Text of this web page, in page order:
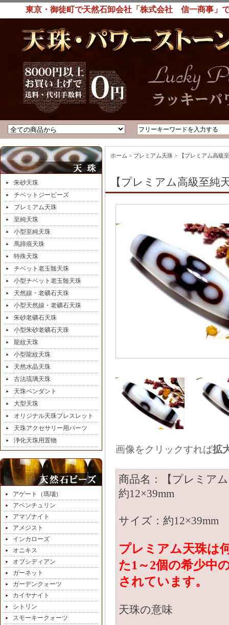
東京・御徒町で天然石卸会社「株式会社 信一商事」
朱砂天珠
チベットジービーズ
プレミアム天珠
至純天珠
小型至純天珠
馬蹄痕天珠
特殊天珠
チベット老玉髄天珠
小型チベット老玉髄天珠
天然線・老礦石天珠
小型天然線・老礦石天珠
朱砂老礦石天珠
小型朱砂老礦石天珠
龍紋天珠
小型龍紋天珠
天然水晶天珠
古法琉璃天珠
天珠ペンダント
大型天珠
オリジナル天珠ブレスレット
天珠アクセサリー用パーツ
浄化天珠用置物
アゲート（瑪瑙）
アベンチュリン
アマゾナイト
アメジスト
インカローズ
オニキス
オブシディアン
ガーネット
ガーデンクォーツ
カイヤナイト
シトリン
スモーキークォーツ
ホーム > プレミアム天珠 > 【プレミアム高級
【プレミアム高級至純
画像をクリックすれば拡
商品名：【プレミア
約12×39mm
サイズ：約12×39mm
プレミアム天珠は
た1～2個の希少中
されています。
天珠の意味